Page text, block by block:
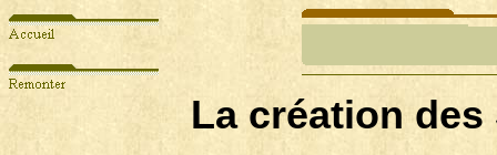
La